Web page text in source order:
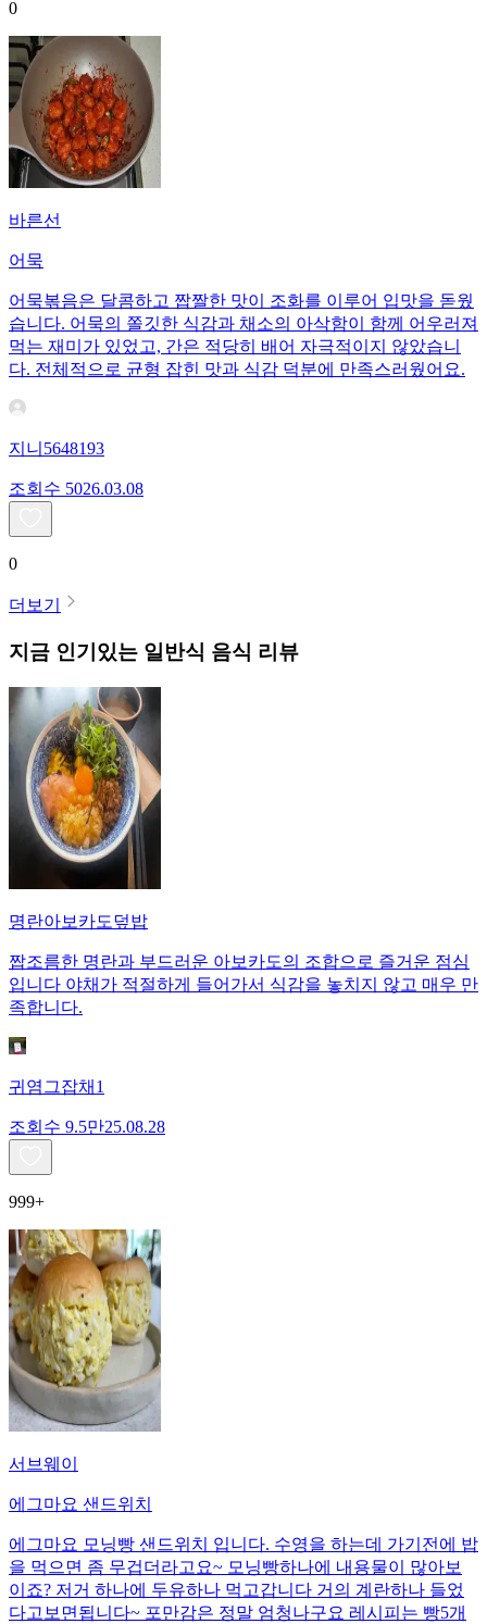
0
바른선
어묵
어묵볶음은 달콤하고 짭짤한 맛이 조화를 이루어 입맛을 돋웠
습니다. 어묵의 쫄깃한 식감과 채소의 아삭함이 함께 어우러져
먹는 재미가 있었고, 간은 적당히 배어 자극적이지 않았습니
다. 전체적으로 균형 잡힌 맛과 식감 덕분에 만족스러웠어요.
지니5648193
조회수 5026.03.08
0
더보기
지금 인기있는 일반식 음식 리뷰
명란아보카도덮밥
짭조름한 명란과 부드러운 아보카도의 조합으로 즐거운 점심
입니다 야채가 적절하게 들어가서 식감을 놓치지 않고 매우 만
족합니다.
귀염그잡채1
조회수 9.5만25.08.28
999+
서브웨이
에그마요 샌드위치
에그마요 모닝빵 샌드위치 입니다. 수영을 하는데 가기전에 밥
을 먹으면 좀 무겁더라고요~ 모닝빵하나에 내용물이 많아보
이죠? 저거 하나에 두유하나 먹고갑니다 거의 계란하나 들었
다고보면됩니다~ 포만감은 정말 엄청나구요 레시피는 빵5개